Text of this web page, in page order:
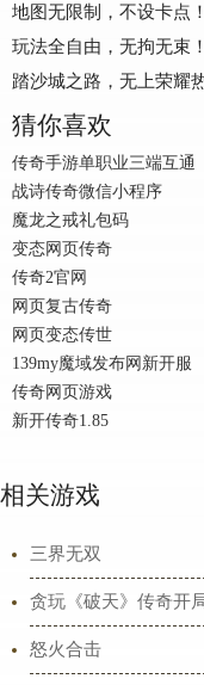
地图无限制，不设卡点！
玩法全自由，无拘无束！
踏沙城之路，无上荣耀
猜你喜欢
传奇手游单职业三端互通
战诗传奇微信小程序
魔龙之戒礼包码
变态网页传奇
传奇2官网
网页复古传奇
网页变态传世
139my魔域发布网新开服
传奇网页游戏
新开传奇1.85
相关游戏
三界无双
贪玩《破天》传奇开
怒火合击